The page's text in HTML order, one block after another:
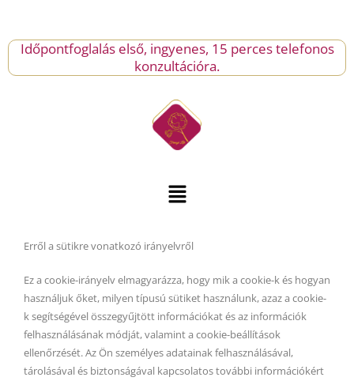
contentIdőpontfoglalás első, ingyenes, 15 perces telefonos
konzultációra.
Menu
Erről a sütikre vonatkozó irányelvről
Ez a cookie-irányelv elmagyarázza, hogy mik a cookie-k és hogyan
használjuk őket, milyen típusú sütiket használunk, azaz a cookie-
k segítségével összegyűjtött információkat és az információk
felhasználásának módját, valamint a cookie-beállítások
ellenőrzését. Az Ön személyes adatainak felhasználásával,
tárolásával és biztonságával kapcsolatos további információkért